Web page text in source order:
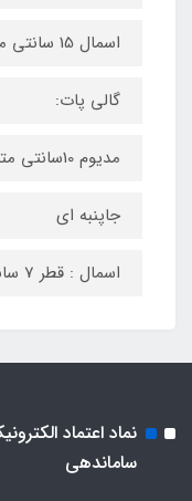
اسمال 15 سانتی متر
گالی پات:
مدیوم 10سانتی متر
جاپنبه ای
اسمال : قطر 7 سانتی متر و ارتفاع 5 سانتی متر
نماد اعتماد
ساماندهی